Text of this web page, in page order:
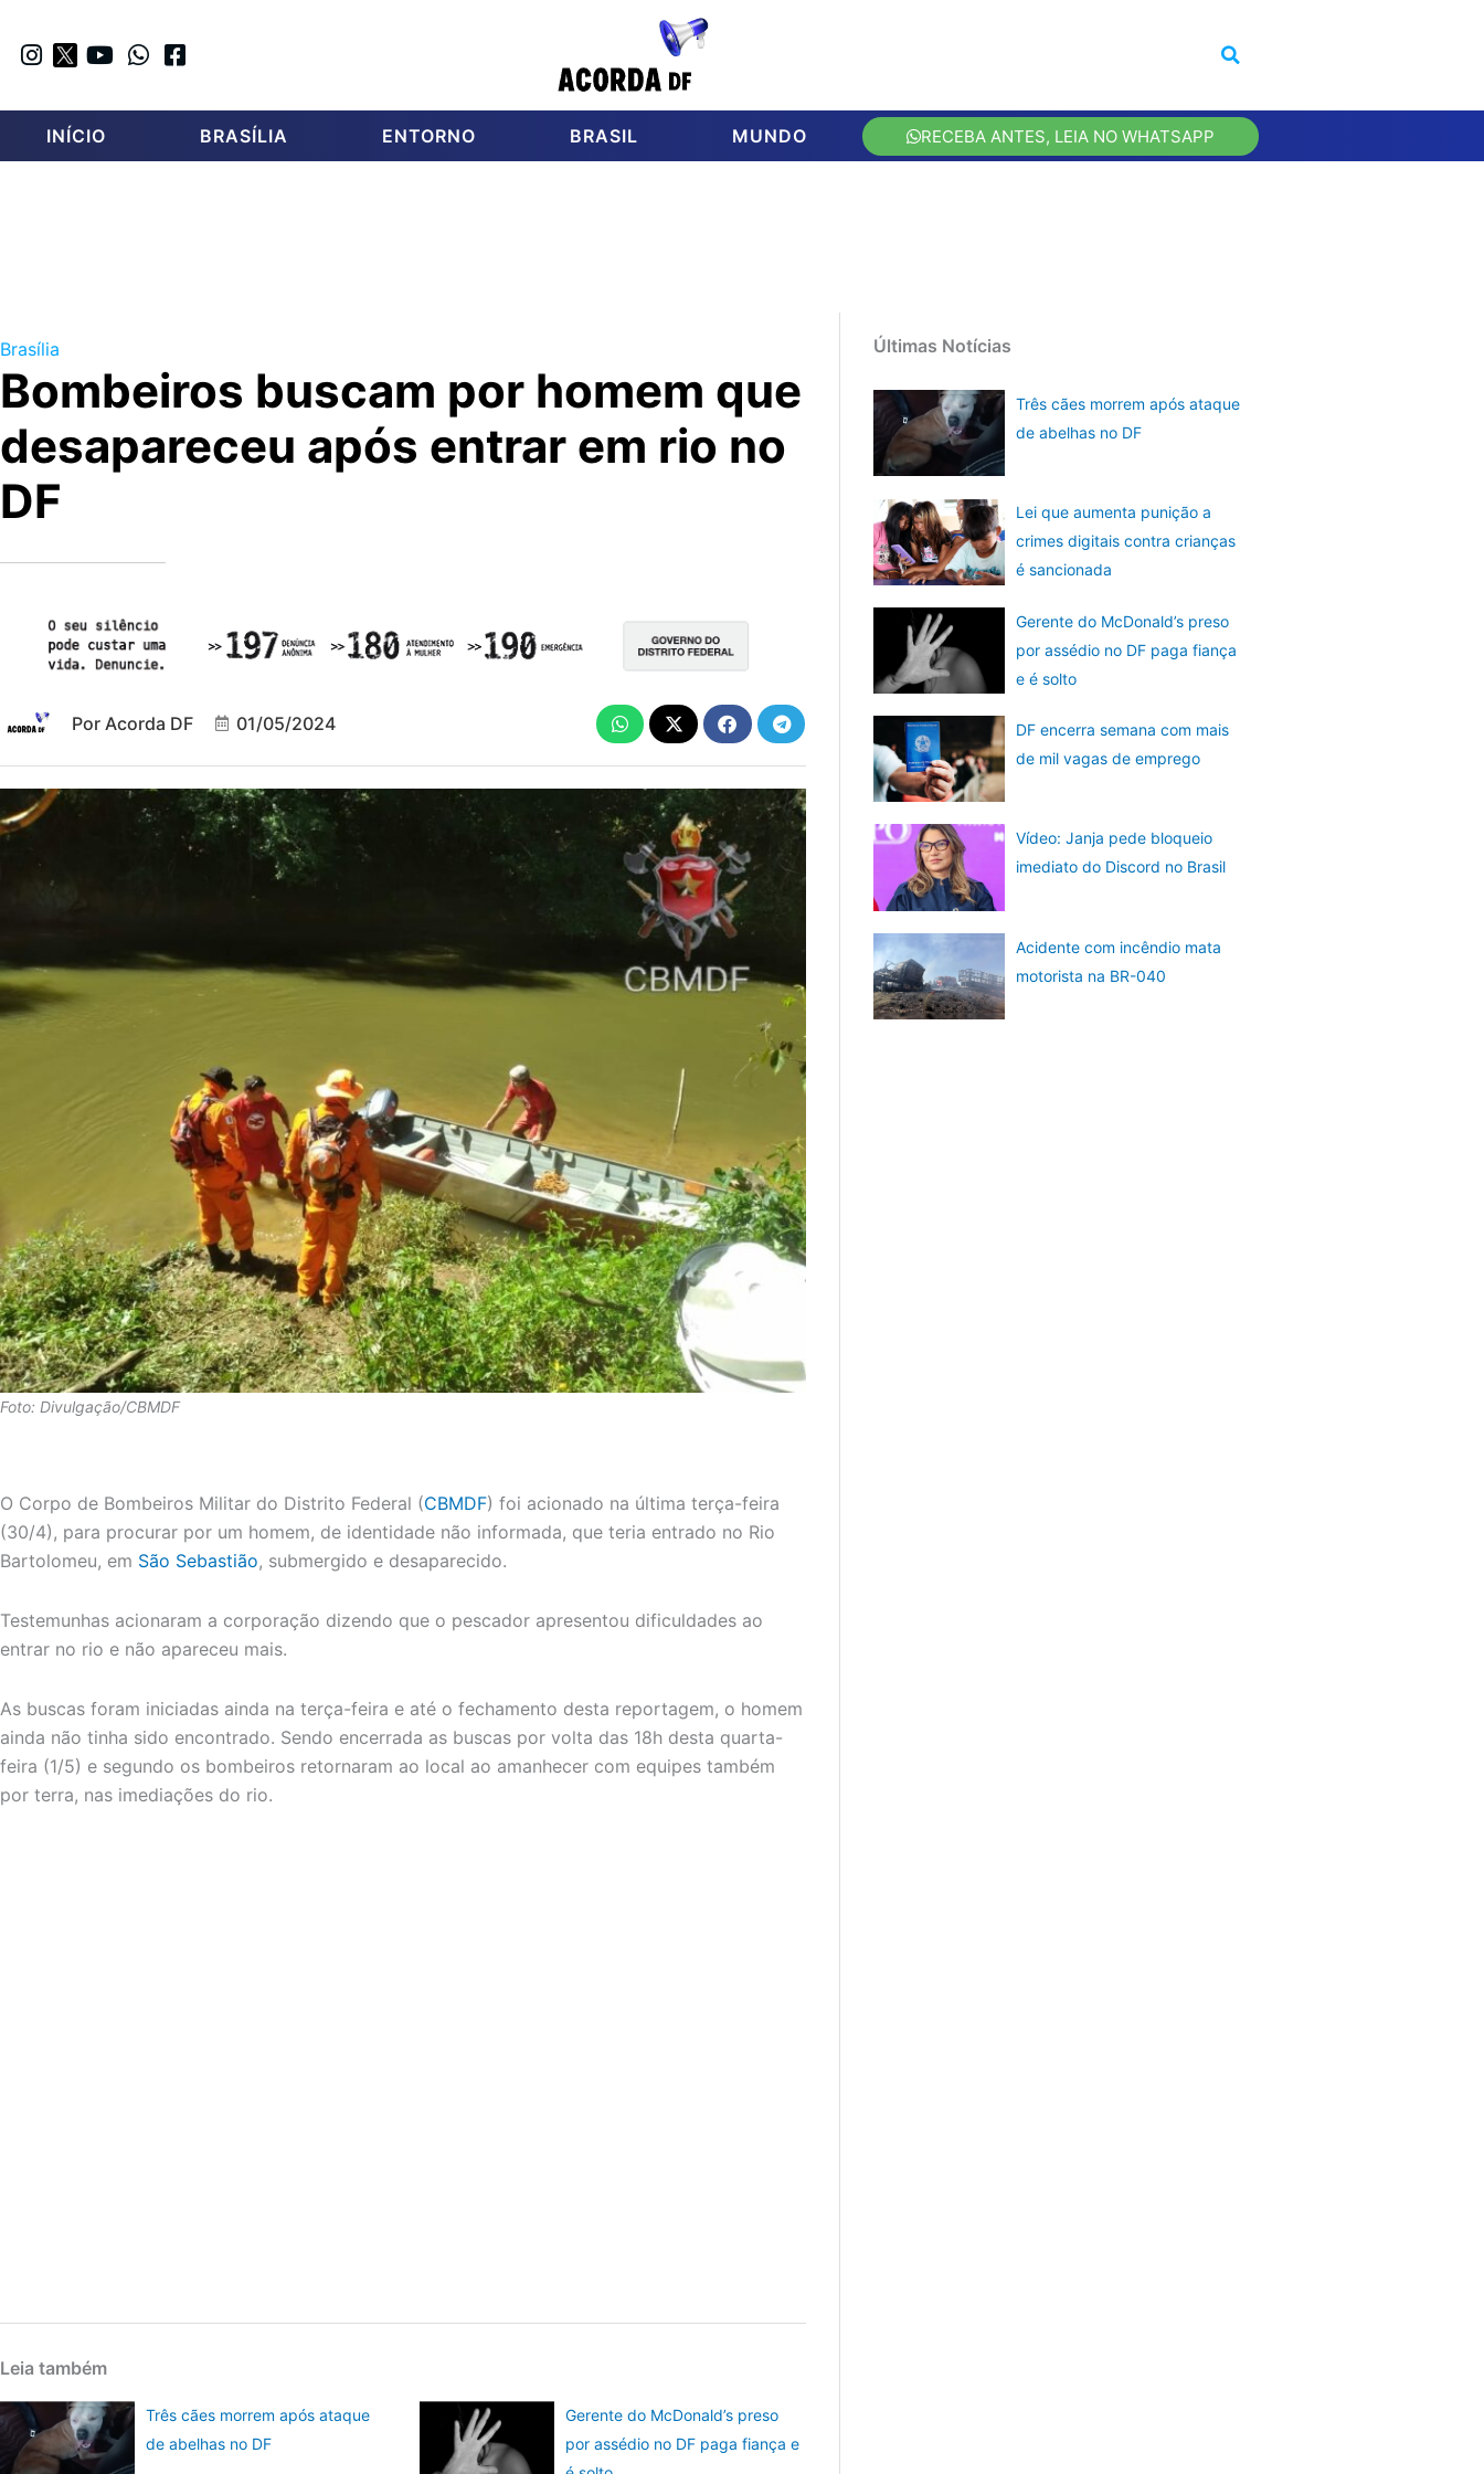
INÍCIO BRASÍLIA ENTORNO BRASIL MUNDO RECEBA ANTES, LEIA NO WHATSAPP
Brasília
Bombeiros buscam por homem que
desapareceu após entrar em rio no
DF
Por Acorda DF 01/05/2024
Foto: Divulgação/CBMDF
O Corpo de Bombeiros Militar do Distrito Federal (CBMDF) foi acionado na última terça-feira
(30/4), para procurar por um homem, de identidade não informada, que teria entrado no Rio
Bartolomeu, em São Sebastião, submergido e desaparecido.
Testemunhas acionaram a corporação dizendo que o pescador apresentou dificuldades ao
entrar no rio e não apareceu mais.
As buscas foram iniciadas ainda na terça-feira e até o fechamento desta reportagem, o homem
ainda não tinha sido encontrado. Sendo encerrada as buscas por volta das 18h desta quarta-
feira (1/5) e segundo os bombeiros retornaram ao local ao amanhecer com equipes também
por terra, nas imediações do rio.
Leia também
Três cães morrem após ataque
de abelhas no DF
Gerente do McDonald’s preso
por assédio no DF paga fiança e
Últimas Notícias
Três cães morrem após ataque
de abelhas no DF
Lei que aumenta punição a
crimes digitais contra crianças
é sancionada
Gerente do McDonald’s preso
por assédio no DF paga fiança
e é solto
DF encerra semana com mais
de mil vagas de emprego
Vídeo: Janja pede bloqueio
imediato do Discord no Brasil
Acidente com incêndio mata
motorista na BR-040